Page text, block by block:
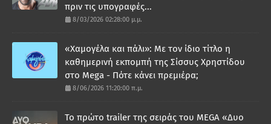
πριν τις υπογραφές...
8/03/2026 02:28:00 μ.μ.
«Χαμογέλα και πάλι»: Με τον ίδιο τίτλο η
καθημερινή εκπομπή της Σίσσυς Χρηστίδου
στο Mega - Πότε κάνει πρεμιέρα;
8/06/2026 11:20:00 π.μ.
Το πρώτο trailer της σειράς του MEGA «Δυο